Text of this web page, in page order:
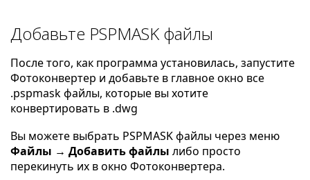
Добавьте PSPMASK файлы
После того, как программа установилась, запустите
Фотоконвертер и добавьте в главное окно все
.pspmask файлы, которые вы хотите
конвертировать в .dwg
Вы можете выбрать PSPMASK файлы через меню
Файлы → Добавить файлы либо просто
перекинуть их в окно Фотоконвертера.